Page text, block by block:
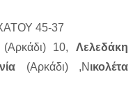
45-37
(Αρκάδι) 10,Λελεδάκη
(Αρκάδι) ,Ν ικολέτα